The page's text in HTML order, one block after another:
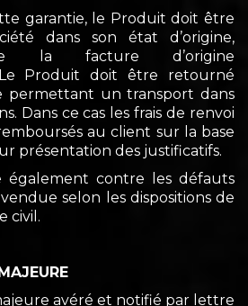
garantie, le Produit doit être
dans son état d’origine,
la facture d’origine
Produit doit être retourné
permettant un transport dans
Dans ce cas les frais de renvoi
au client sur la base
présentation des justificatifs.
également contre les défauts
selon les dispositions de
civil.
avéré et notifié par lettre